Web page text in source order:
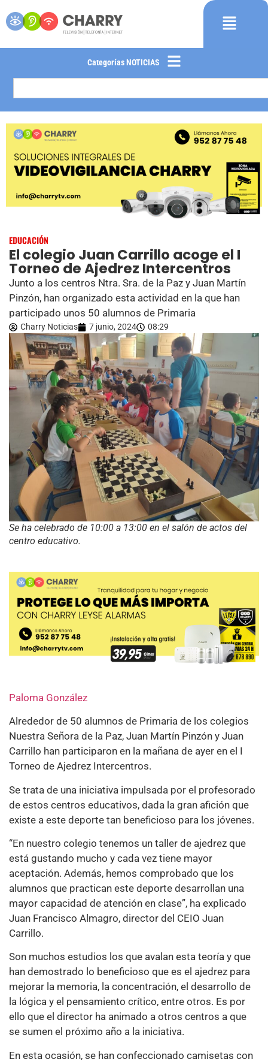
Categorías NOTICIAS
EDUCACIÓN
El colegio Juan Carrillo acoge el I
Torneo de Ajedrez Intercentros
Junto a los centros Ntra. Sra. de la Paz y Juan Martín
Pinzón, han organizado esta actividad en la que han
participado unos 50 alumnos de Primaria
Charry Noticias 7 junio, 2024 08:29
Se ha celebrado de 10:00 a 13:00 en el salón de actos del
centro educativo.
Paloma González
Alrededor de 50 alumnos de Primaria de los colegios
Nuestra Señora de la Paz, Juan Martín Pinzón y Juan
Carrillo han participaron en la mañana de ayer en el I
Torneo de Ajedrez Intercentros.
Se trata de una iniciativa impulsada por el profesorado
de estos centros educativos, dada la gran afición que
existe a este deporte tan beneficioso para los jóvenes.
“En nuestro colegio tenemos un taller de ajedrez que
está gustando mucho y cada vez tiene mayor
aceptación. Además, hemos comprobado que los
alumnos que practican este deporte desarrollan una
mayor capacidad de atención en clase”, ha explicado
Juan Francisco Almagro, director del CEIO Juan
Carrillo.
Son muchos estudios los que avalan esta teoría y que
han demostrado lo beneficioso que es el ajedrez para
mejorar la memoria, la concentración, el desarrollo de
la lógica y el pensamiento crítico, entre otros. Es por
ello que el director ha animado a otros centros a que
se sumen el próximo año a la iniciativa.
En esta ocasión, se han confeccionado camisetas con